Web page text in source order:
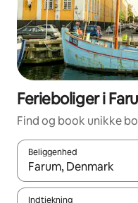
Ferieboliger i
Find og book unikke
Beliggenhed
Når resultaterne er
Indtjekning